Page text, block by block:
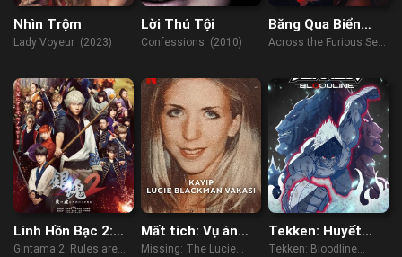
Nhìn Trộm
Lady Voyeur (2023)
Lời Thú Tội
Confessions (2010)
Băng Qua Biển
Giận Dữ
Across the Furious Sea
Linh Hồn Bạc 2:
Luật Lệ Đặt Ra Là
Gintama 2: Rules are
Mất tích: Vụ án
Lucie Blackman
Missing: The Lucie
Tekken: Huyết
thống
Tekken: Bloodline